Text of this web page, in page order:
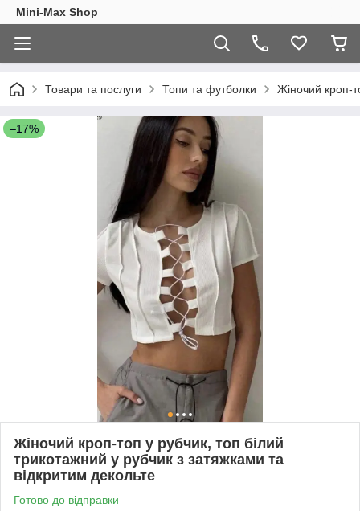
Mini-Max Shop
Товари та послуги Топи та футболки Жіночий кроп-
–17%
Жіночий кроп-топ у рубчик, топ білий
трикотажний у рубчик з затяжками та
відкритим декольте
Готово до відправки